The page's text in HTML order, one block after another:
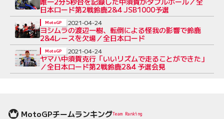
日本ロード第2戦鈴鹿2&4 JSB1000予選
ヨシムラの渡辺一樹、転倒による怪我の影響で鈴鹿
2&4レースを欠場／全日本ロード
MotoGP 2021-04-24
ヤマハ中須賀克行「いいリズムで走ることができた」
／全日本ロード第2戦鈴鹿2&4 予選会見
MotoGP 2021-04-24
MotoGPチームランキングTeam Ranking